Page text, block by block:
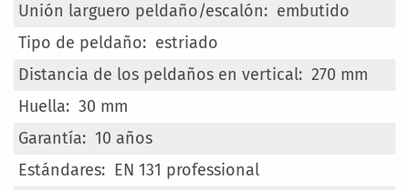
embutido
estriado
270 mm
30 mm
10 años
EN 131 professional